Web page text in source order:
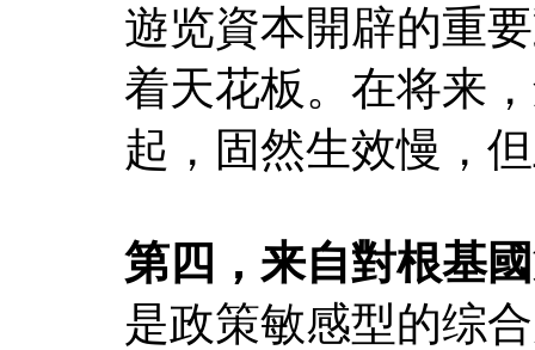
遊览資本開辟的重
着天花板。在将来
起，固然生效慢，
第四，来自對根基
是政策敏感型的综